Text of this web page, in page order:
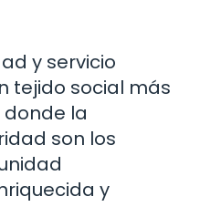
y servicio
tejido social más
la
son los
y